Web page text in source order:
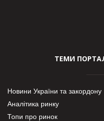
ТЕМИ
Новини України та закордону
Аналітика ринку
Топи про ринок